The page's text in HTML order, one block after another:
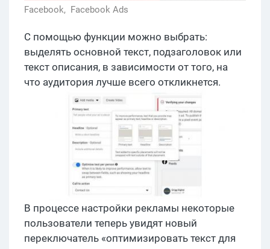
Facebook, Facebook Ads
С помощью функции можно выбрать:
выделять основной текст, подзаголовок или
текст описания, в зависимости от того, на
что аудитория лучше всего откликнется.
В процессе настройки рекламы некоторые
пользователи теперь увидят новый
переключатель «оптимизировать текст для